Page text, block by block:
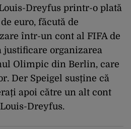
Dreyfus printr-o plată
euro, făcută de
într-un cont al FIFA de
justificare organizarea
Olimpic din Berlin, care
Der Speigel susține că
apoi către un alt cont
Dreyfus.